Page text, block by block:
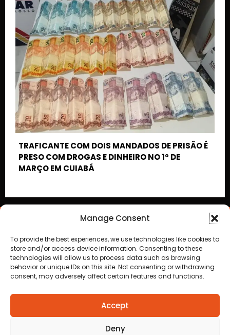
Manage Consent
To provide the best experiences, we use technologies like cookies to
store and/or access device information. Consenting to these
technologies will allow us to process data such as browsing
behavior or unique IDs on this site. Not consenting or withdrawing
consent, may adversely affect certain features and functions.
Accept
Deny
Anuncie
aqui
Faça sua
Denuncia
Politica de
privacidade
Todos os direitos reservados a Destaque Cuiabá
MT | 2025
Desenvolvido por Cafecursinho - soluções digitais